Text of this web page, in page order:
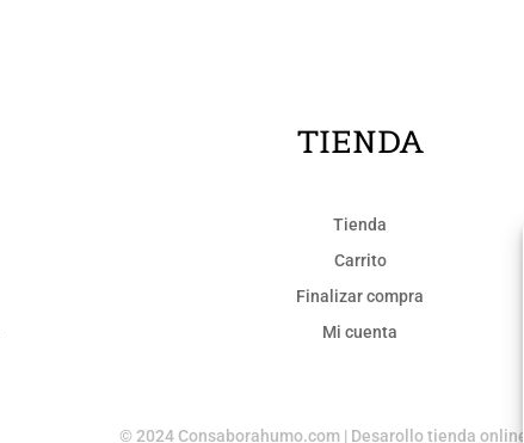
TIENDA
Tienda
Carrito
Finalizar compra
Mi cuenta
© 2024 Consaborahumo.com | Desarollo tienda online